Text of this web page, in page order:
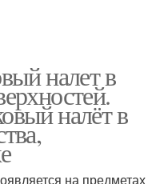
налет в
налёт в
на предметах